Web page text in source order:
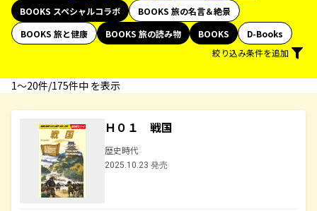
BOOKS スペシャルコラボ
BOOKS 旅の名言＆絶景
BOOKS 旅と健康
BOOKS 旅の読み物 BOOKS
D-Books
絞り込み条件を追加
1〜20件/175件中 を表示
Ｈ０１ 戦国
歴史時代
2025.10.23 発売